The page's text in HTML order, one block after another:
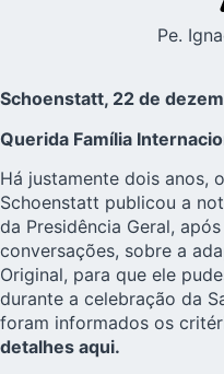
Pe.
Schoenstatt, 22 de
Querida Família
Há justamente dois anos,
Schoenstatt publicou a
da Presidência Geral,
conversações, sobre a
Original, para que ele
durante a celebração da
foram informados os
detalhes aqui.